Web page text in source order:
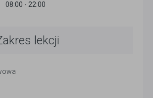
08:00 - 22:00
lekcji